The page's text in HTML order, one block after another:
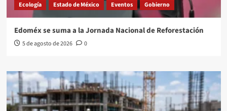
Ecología Estado de México Eventos Gobierno
Edoméx se suma a la Jornada Nacional de Reforestación
5 de agosto de 2026 0